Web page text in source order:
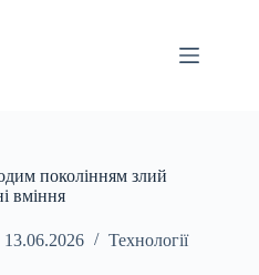
поколінням злий
вміння
13.06.2026 Технології